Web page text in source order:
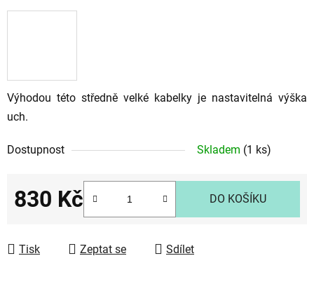
Výhodou této středně velké kabelky je nastavitelná výška
uch.
Dostupnost Skladem (1 ks)
830 Kč DO KOŠÍKU
Tisk Zeptat se Sdílet